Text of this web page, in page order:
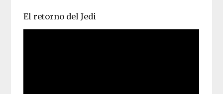
El retorno del Jedi